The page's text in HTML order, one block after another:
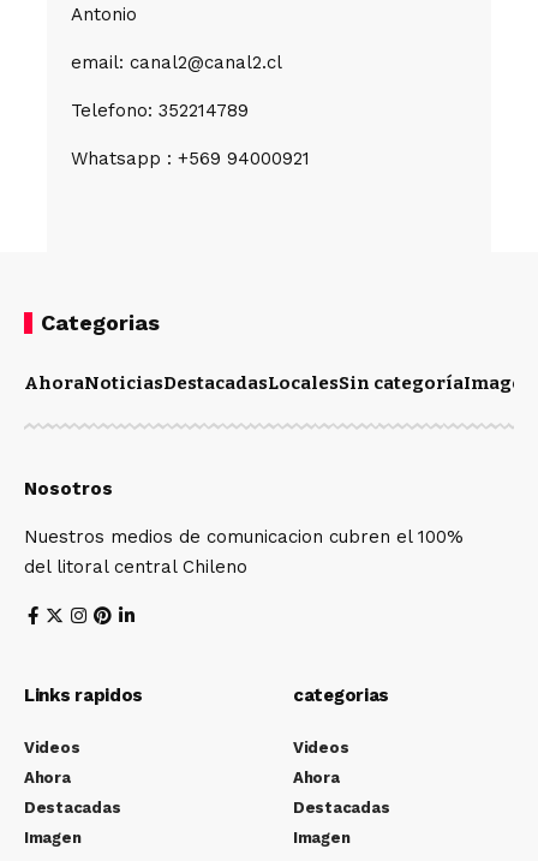
Antonio
email: canal2@canal2.cl
Telefono: 352214789
Whatsapp : +569 94000921
Categorias
AhoraNoticiasDestacadasLocalesSin categoríaImagen
Nosotros
Nuestros medios de comunicacion cubren el 100%
del litoral central Chileno
Links rapidos
Videos
Ahora
Destacadas
Imagen
categorias
Videos
Ahora
Destacadas
Imagen